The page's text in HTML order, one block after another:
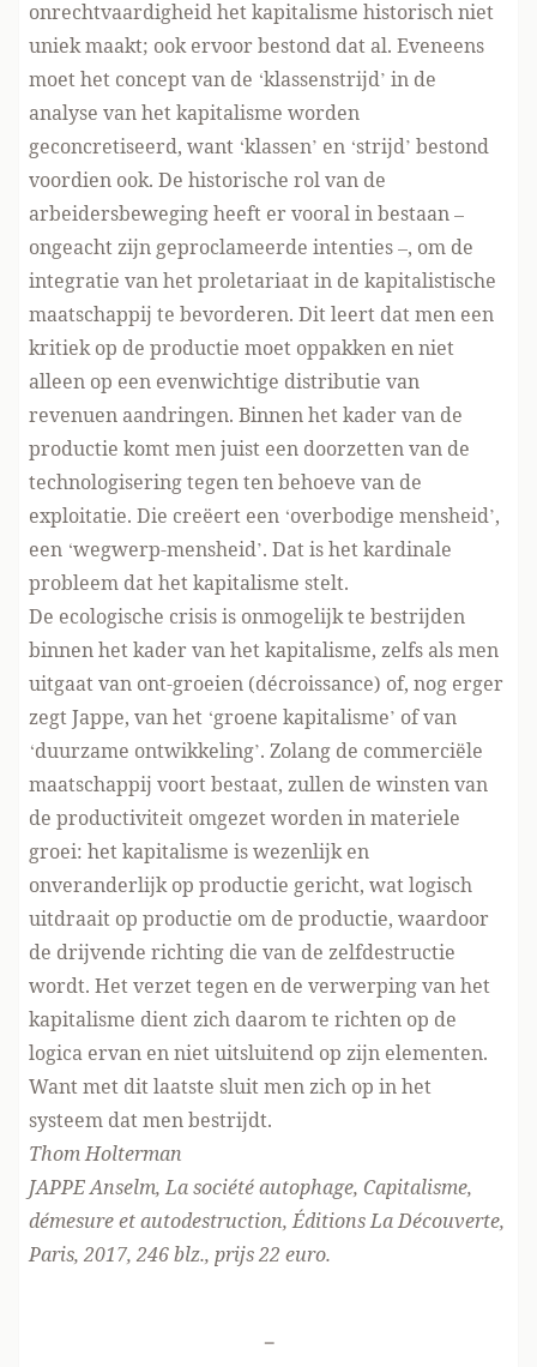
onrechtvaardigheid het kapitalisme historisch niet
uniek maakt; ook ervoor bestond dat al. Eveneens
moet het concept van de ‘klassenstrijd’ in de
analyse van het kapitalisme worden
geconcretiseerd, want ‘klassen’ en ‘strijd’ bestond
voordien ook. De historische rol van de
arbeidersbeweging heeft er vooral in bestaan –
ongeacht zijn geproclameerde intenties –, om de
integratie van het proletariaat in de kapitalistische
maatschappij te bevorderen. Dit leert dat men een
kritiek op de productie moet oppakken en niet
alleen op een evenwichtige distributie van
revenuen aandringen. Binnen het kader van de
productie komt men juist een doorzetten van de
technologisering tegen ten behoeve van de
exploitatie. Die creëert een ‘overbodige mensheid’,
een ‘wegwerp-mensheid’. Dat is het kardinale
probleem dat het kapitalisme stelt.
De ecologische crisis is onmogelijk te bestrijden
binnen het kader van het kapitalisme, zelfs als men
uitgaat van ont-groeien (décroissance) of, nog erger
zegt Jappe, van het ‘groene kapitalisme’ of van
‘duurzame ontwikkeling’. Zolang de commerciële
maatschappij voort bestaat, zullen de winsten van
de productiviteit omgezet worden in materiele
groei: het kapitalisme is wezenlijk en
onveranderlijk op productie gericht, wat logisch
uitdraait op productie om de productie, waardoor
de drijvende richting die van de zelfdestructie
wordt. Het verzet tegen en de verwerping van het
kapitalisme dient zich daarom te richten op de
logica ervan en niet uitsluitend op zijn elementen.
Want met dit laatste sluit men zich op in het
systeem dat men bestrijdt.
Thom Holterman
JAPPE Anselm, La société autophage, Capitalisme,
démesure et autodestruction, Éditions La Découverte,
Paris, 2017, 246 blz., prijs 22 euro.
-